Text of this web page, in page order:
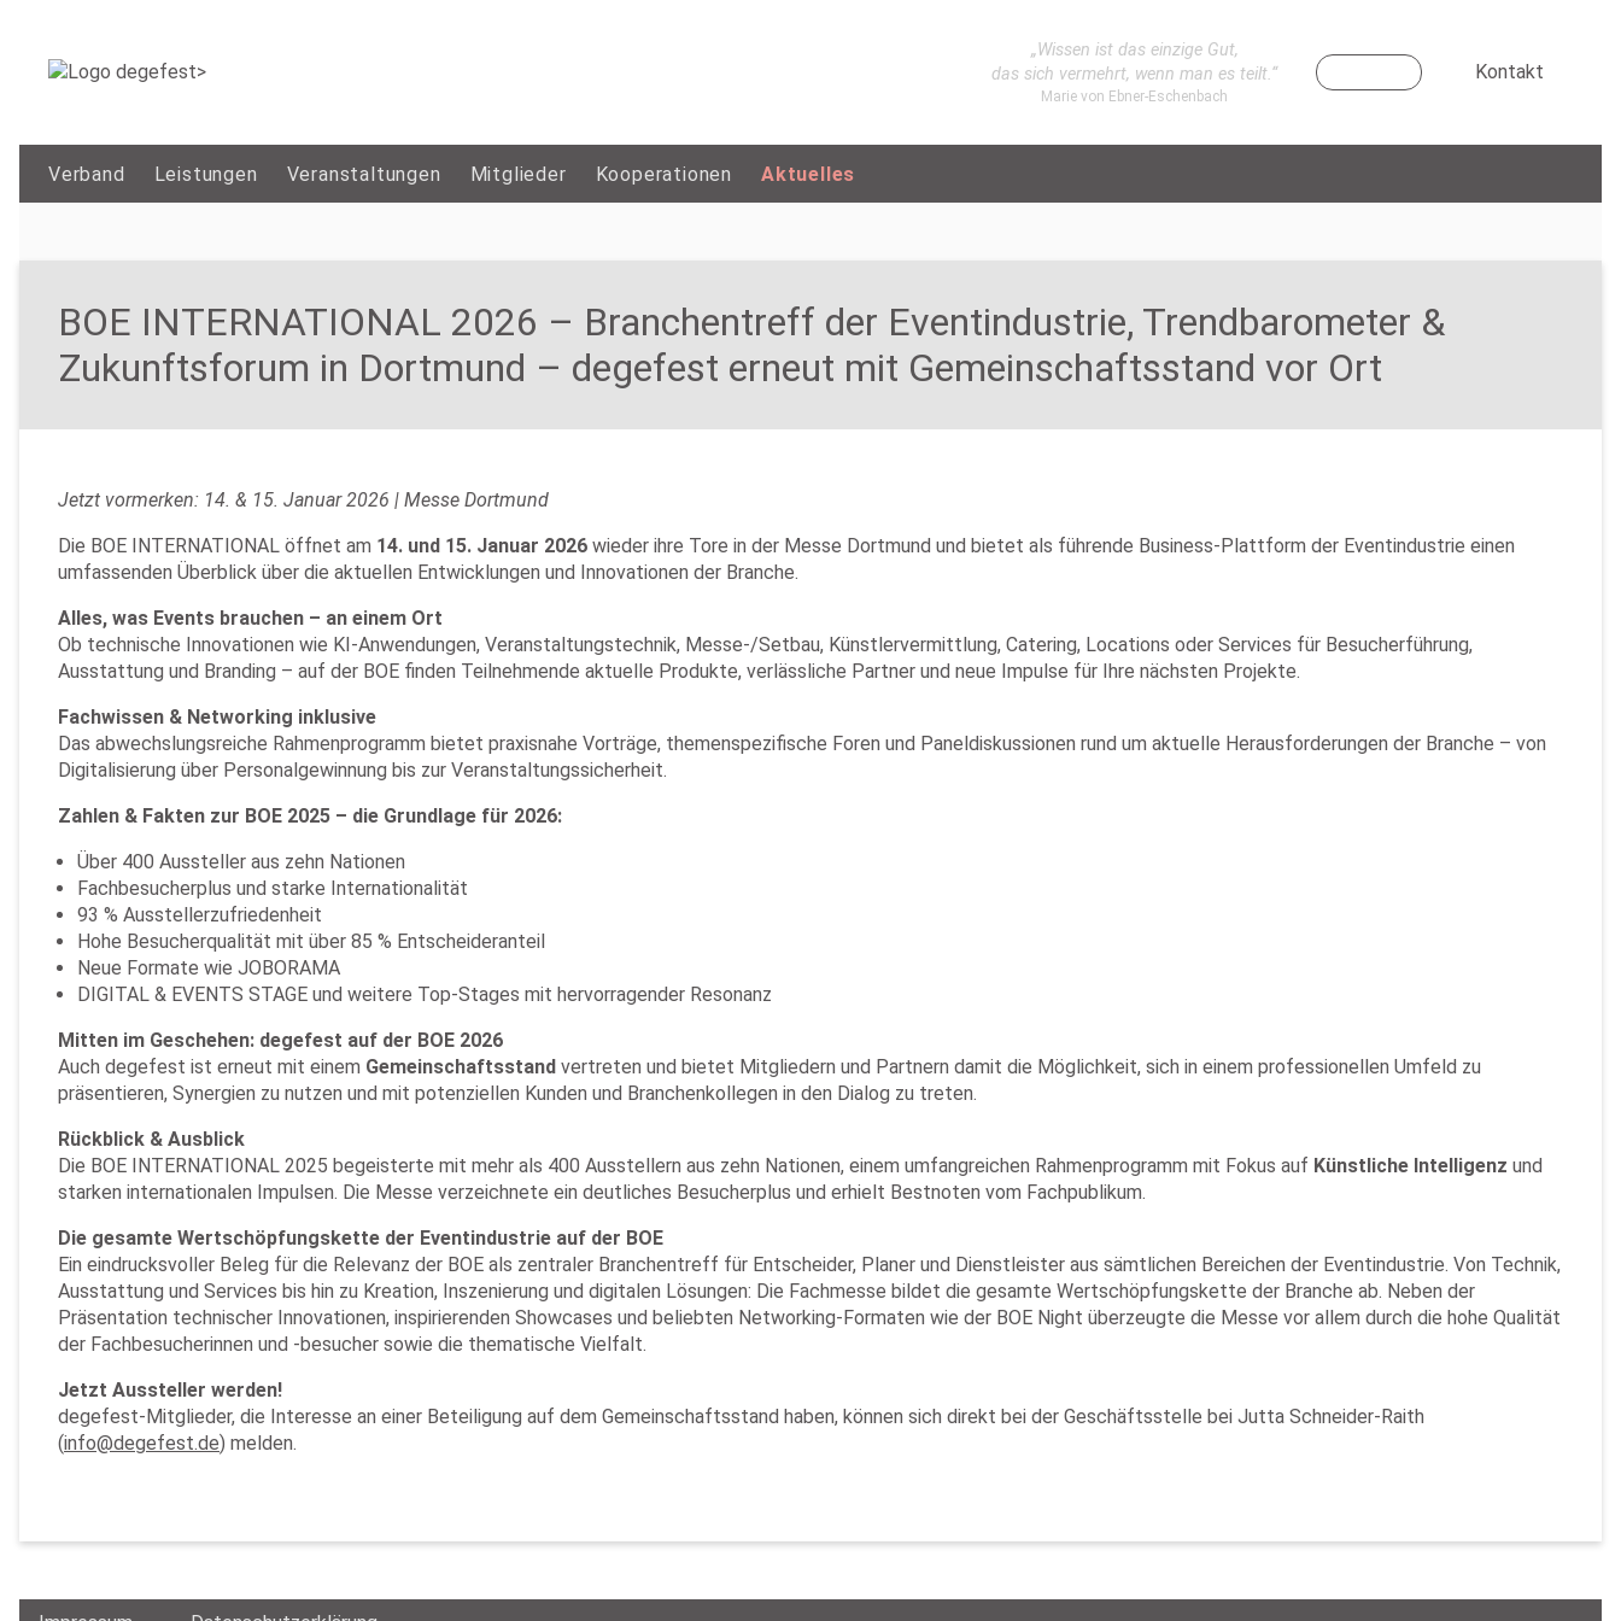
„Wissen ist das einzige Gut,
das sich vermehrt, wenn man es teilt.“
Marie von Ebner-Eschenbach
Kontakt
Verband Leistungen Veranstaltungen Mitglieder Kooperationen Aktuelles
BOE INTERNATIONAL 2026 – Branchentreff der Eventindustrie, Trendbarometer &
Zukunftsforum in Dortmund – degefest erneut mit Gemeinschaftsstand vor Ort
Jetzt vormerken: 14. & 15. Januar 2026 | Messe Dortmund
Die BOE INTERNATIONAL öffnet am 14. und 15. Januar 2026 wieder ihre Tore in der Messe Dortmund und bietet als führende Business-Plattform der Eventindustrie einen
umfassenden Überblick über die aktuellen Entwicklungen und Innovationen der Branche.
Alles, was Events brauchen – an einem Ort
Ob technische Innovationen wie KI-Anwendungen, Veranstaltungstechnik, Messe-/Setbau, Künstlervermittlung, Catering, Locations oder Services für Besucherführung,
Ausstattung und Branding – auf der BOE finden Teilnehmende aktuelle Produkte, verlässliche Partner und neue Impulse für Ihre nächsten Projekte.
Fachwissen & Networking inklusive
Das abwechslungsreiche Rahmenprogramm bietet praxisnahe Vorträge, themenspezifische Foren und Paneldiskussionen rund um aktuelle Herausforderungen der Branche – von
Digitalisierung über Personalgewinnung bis zur Veranstaltungssicherheit.
Zahlen & Fakten zur BOE 2025 – die Grundlage für 2026:
Über 400 Aussteller aus zehn Nationen
Fachbesucherplus und starke Internationalität
93 % Ausstellerzufriedenheit
Hohe Besucherqualität mit über 85 % Entscheideranteil
Neue Formate wie JOBORAMA
DIGITAL & EVENTS STAGE und weitere Top-Stages mit hervorragender Resonanz
Mitten im Geschehen: degefest auf der BOE 2026
Auch degefest ist erneut mit einem Gemeinschaftsstand vertreten und bietet Mitgliedern und Partnern damit die Möglichkeit, sich in einem professionellen Umfeld zu
präsentieren, Synergien zu nutzen und mit potenziellen Kunden und Branchenkollegen in den Dialog zu treten.
Rückblick & Ausblick
Die BOE INTERNATIONAL 2025 begeisterte mit mehr als 400 Ausstellern aus zehn Nationen, einem umfangreichen Rahmenprogramm mit Fokus auf Künstliche Intelligenz und
starken internationalen Impulsen. Die Messe verzeichnete ein deutliches Besucherplus und erhielt Bestnoten vom Fachpublikum.
Die gesamte Wertschöpfungskette der Eventindustrie auf der BOE
Ein eindrucksvoller Beleg für die Relevanz der BOE als zentraler Branchentreff für Entscheider, Planer und Dienstleister aus sämtlichen Bereichen der Eventindustrie. Von Technik,
Ausstattung und Services bis hin zu Kreation, Inszenierung und digitalen Lösungen: Die Fachmesse bildet die gesamte Wertschöpfungskette der Branche ab. Neben der
Präsentation technischer Innovationen, inspirierenden Showcases und beliebten Networking-Formaten wie der BOE Night überzeugte die Messe vor allem durch die hohe Qualität
der Fachbesucherinnen und -besucher sowie die thematische Vielfalt.
Jetzt Aussteller werden!
degefest-Mitglieder, die Interesse an einer Beteiligung auf dem Gemeinschaftsstand haben, können sich direkt bei der Geschäftsstelle bei Jutta Schneider-Raith
(info@degefest.de) melden.